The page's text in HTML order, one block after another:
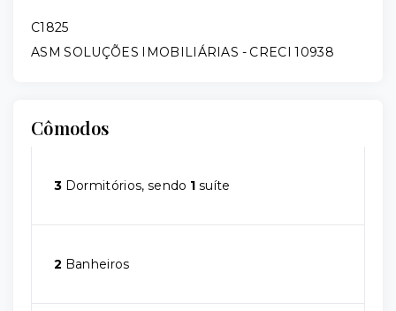
C1825
ASM SOLUÇÕES IMOBILIÁRIAS - CRECI 10938
Cômodos
3 Dormitórios, sendo 1 suíte
2 Banheiros